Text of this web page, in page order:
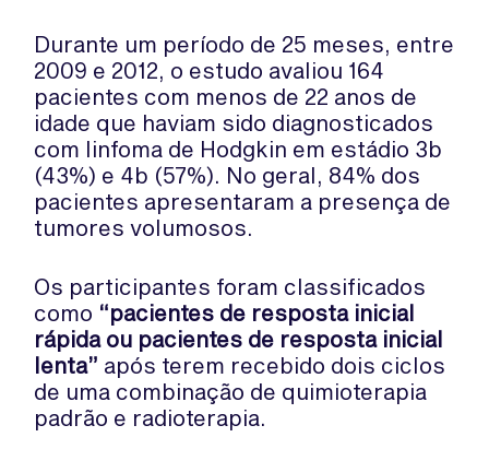
Durante um período de 25 meses, entre
2009 e 2012, o estudo avaliou 164
pacientes com menos de 22 anos de
idade que haviam sido diagnosticados
com linfoma de Hodgkin em estádio 3b
(43%) e 4b (57%). No geral, 84% dos
pacientes apresentaram a presença de
tumores volumosos.
Os participantes foram classificados
como “pacientes de resposta inicial
rápida ou pacientes de resposta inicial
lenta” após terem recebido dois ciclos
de uma combinação de quimioterapia
padrão e radioterapia.